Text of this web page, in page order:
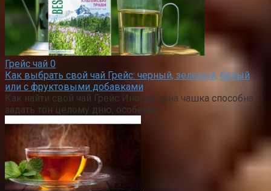
Грейс чай 0
Как выбрать свой чай Грейс: черный, зеленый, белый
или с фруктовыми добавками
Как найти свой чай Грейс Иногда одна чашка способна
задать тон целому дню, особенно